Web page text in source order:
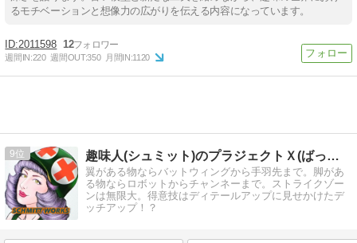
るモチベーションと想像力の広がりを伝える内容になっています。
2011598 12
週間IN:220 週間OUT:350 月間IN:1120
9 趣味人(シュミット)のプラジェクトＸ(ばってん)
翼がある物ならバットウィングから手羽先まで。脚があ
る物ならロボットからチャンネーまで。ストライクゾー
ンは無限大。得意技はディテールアップに見せかけたデ
ッチアップ！？